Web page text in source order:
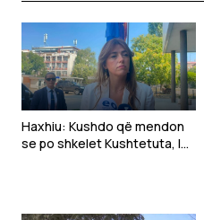
Haxhiu: Kushdo që mendon
se po shkelet Kushtetuta, le